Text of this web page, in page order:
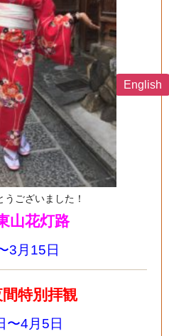
うございました！
山花灯路
3月15日
特別拝観
〜4月5日
English